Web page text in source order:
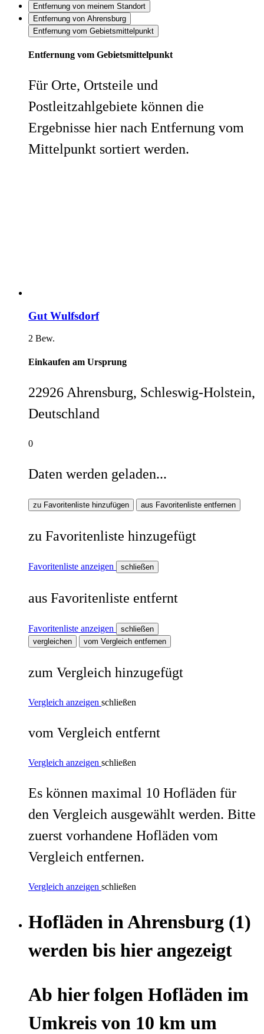
Entfernung von meinem Standort
Entfernung von Ahrensburg
Entfernung vom Gebietsmittelpunkt
Entfernung vom Gebietsmittelpunkt
Für Orte, Ortsteile und
Postleitzahlgebiete können die
Ergebnisse hier nach Entfernung vom
Mittelpunkt sortiert werden.
Gut Wulfsdorf
2 Bew.
Einkaufen am Ursprung
22926 Ahrensburg, Schleswig-Holstein,
Deutschland
0
Daten werden geladen...
zu Favoritenliste hinzufügen aus Favoritenliste entfernen
zu Favoritenliste hinzugefügt
Favoritenliste anzeigen schließen
aus Favoritenliste entfernt
Favoritenliste anzeigen
schließen
vergleichen
vom Vergleich entfernen
zum Vergleich hinzugefügt
Vergleich anzeigen schließen
vom Vergleich entfernt
Vergleich anzeigen schließen
Es können maximal 10 Hofläden für
den Vergleich ausgewählt werden. Bitte
zuerst vorhandene Hofläden vom
Vergleich entfernen.
Vergleich anzeigen schließen
Hofläden inAhrensburg (1)
werden bis hierangezeigt
Ab hierfolgen Hofläden im
Umkreis von 10 km um